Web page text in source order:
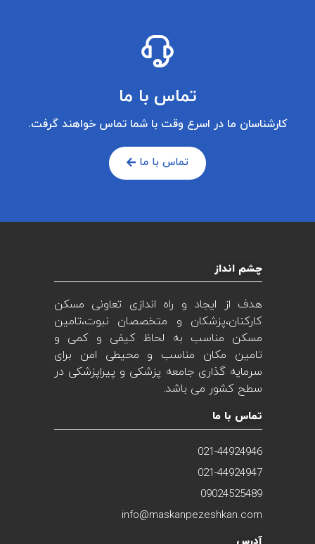
تماس با ما
کارشناسان ما در اسرع وقت با شما تماس خواهند گرفت.
تماس با ما
چشم انداز
هدف از ایجاد و راه اندازی تعاونی مسکن
کارکنان،پزشکان و متخصصان نبوت،تامین
مسکن مناسب به لحاظ کیفی و کمی و
تامین مکان مناسب و محیطی امن برای
سرمایه گذاری جامعه پزشکی و پیراپزشکی در
سطح کشور می باشد.
تماس با ما
021-44924946
021-44924947
09024525489
info@maskanpezeshkan.com